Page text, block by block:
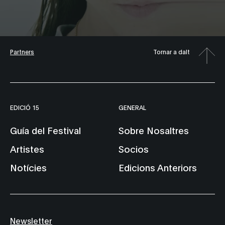
Partners Tornar a dalt
EDICIÓ 15
Guía del Festival
Artistes
Notícies
GENERAL
Sobre Nosaltres
Socios
Edicions Anteriors
Newsletter